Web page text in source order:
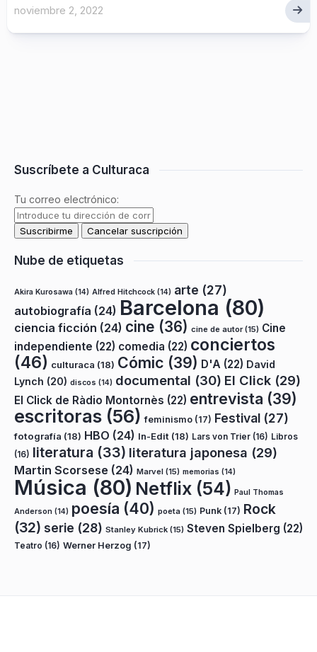
noviembre 2, 2022
Suscríbete a Culturaca
Tu correo electrónico:
Nube de etiquetas
Akira Kurosawa (14) Alfred Hitchcock (14) arte (27)
autobiografía (24) Barcelona (80)
ciencia ficción (24) cine (36) cine de autor(15) Cine
independiente (22) comedia (22) conciertos
(46) culturaca (18) Cómic (39) D'A (22) David
Lynch (20) discos (14) documental (30) El Click (29)
El Click de Ràdio Montornès (22) entrevista (39)
escritoras (56) feminismo (17) Festival (27)
fotografía (18) HBO (24) In-Edit (18) Lars von Trier (16) Libros
(16) literatura (33) literatura japonesa (29)
Martin Scorsese (24) Marvel (15) memorias (14)
Música (80) Netflix (54) Paul Thomas
Anderson (14) poesía (40) poeta (15) Punk (17) Rock
(32) serie (28) Stanley Kubrick (15) Steven Spielberg (22)
Teatro (16) Werner Herzog (17)